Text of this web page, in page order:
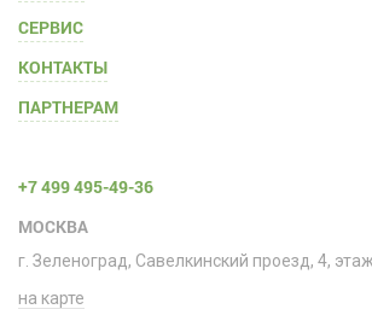
СЕРВИС
КОНТАКТЫ
ПАРТНЕРАМ
+7 499 495-49-36
МОСКВА
г. Зеленоград, Савелкинский проезд, 4,
на карте